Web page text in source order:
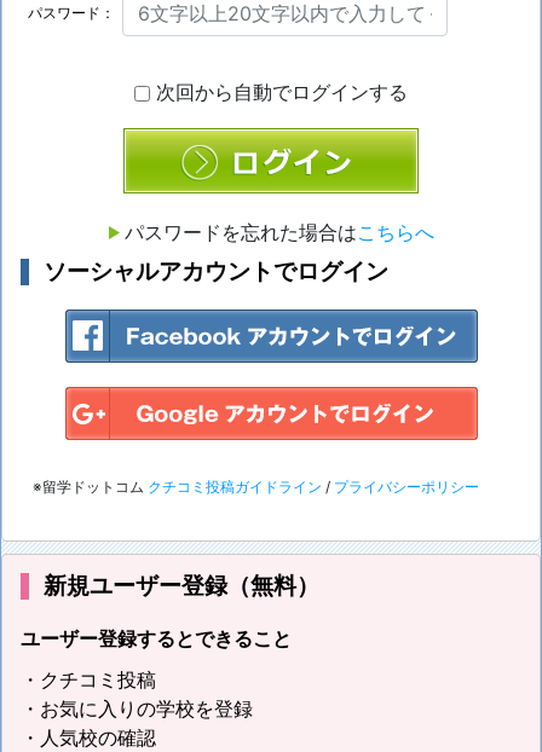
パスワード：
次回から自動でログインする
パスワードを忘れた場合はこちらへ
ソーシャルアカウントでログイン
※留学ドットコム クチコミ投稿ガイドライン / プライバシーポリシー
新規ユーザー登録（無料）
ユーザー登録するとできること
・クチコミ投稿
・お気に入りの学校を登録
・人気校の確認